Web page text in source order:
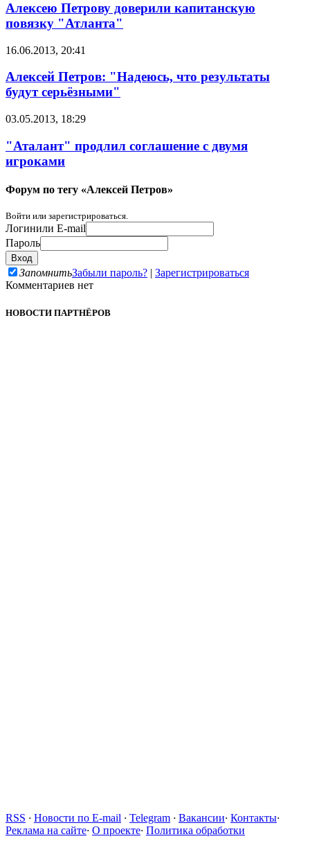
Алексею Петрову доверили капитанскую
повязку "Атланта"
16.06.2013, 20:41
Алексей Петров: "Надеюсь, что результаты
будут серьёзными"
03.05.2013, 18:29
"Аталант" продлил соглашение с двумя
игроками
Форум по тегу «Алексей Петров»
Войти или зарегистрироваться.
Логинили E-mail
Пароль
ЗапомнитьЗабыли пароль? | Зарегистрироваться
Комментариев нет
НОВОСТИ ПАРТНЁРОВ
RSS · Новости по E-mail · Telegram · Вакансии· Контакты·
Реклама на сайте· О проекте· Политика обработки